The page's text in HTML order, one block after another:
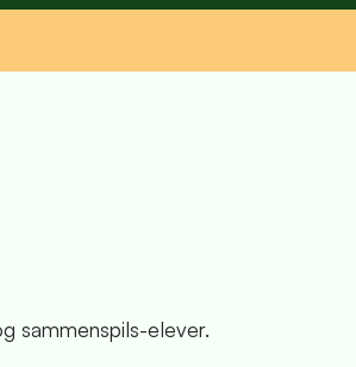
sammenspils-elever.